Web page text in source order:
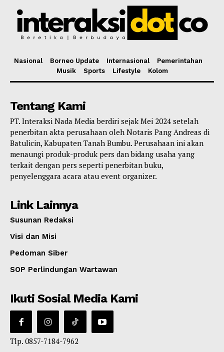
Nasional Borneo Update Internasional
Pemerintahan
Musik
Sports Lifestyle Kolom
Tentang Kami
PT. Interaksi Nada Media berdiri sejak Mei 2024 setelah
penerbitan akta perusahaan oleh Notaris Pang Andreas di
Batulicin, Kabupaten Tanah Bumbu. Perusahaan ini akan
menaungi produk-produk pers dan bidang usaha yang
terkait dengan pers seperti penerbitan buku,
penyelenggara acara atau event organizer.
Link Lainnya
Susunan Redaksi
Visi dan Misi
Pedoman Siber
SOP Perlindungan Wartawan
Ikuti Sosial Media Kami
Tlp. 0857-7184-7962